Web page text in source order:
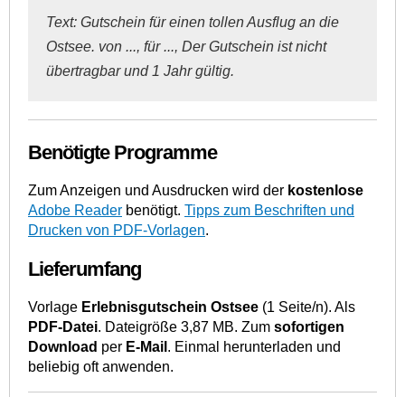
Text: Gutschein für einen tollen Ausflug an die
Ostsee. von ..., für ..., Der Gutschein ist nicht
übertragbar und 1 Jahr gültig.
Benötigte Programme
Zum Anzeigen und Ausdrucken wird der kostenlose
Adobe Reader benötigt. Tipps zum Beschriften und
Drucken von PDF-Vorlagen.
Lieferumfang
Vorlage Erlebnisgutschein Ostsee (1 Seite/n). Als
PDF-Datei. Dateigröße 3,87 MB. Zum sofortigen
Download per E-Mail . Einmal herunterladen und
beliebig oft anwenden.